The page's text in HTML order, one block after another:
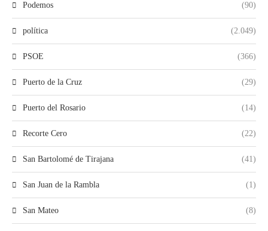
Podemos (90)
política (2.049)
PSOE (366)
Puerto de la Cruz (29)
Puerto del Rosario (14)
Recorte Cero (22)
San Bartolomé de Tirajana (41)
San Juan de la Rambla (1)
San Mateo (8)